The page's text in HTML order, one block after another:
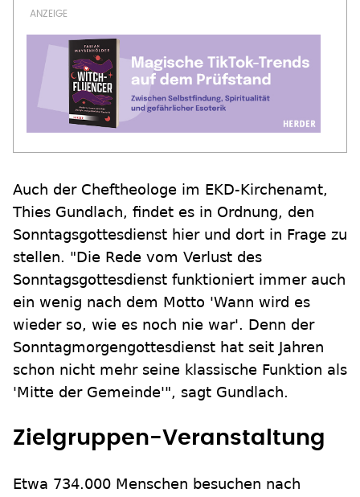
Auch der Cheftheologe im EKD-Kirchenamt,
Thies Gundlach, findet es in Ordnung, den
Sonntagsgottesdienst hier und dort in Frage zu
stellen. "Die Rede vom Verlust des
Sonntagsgottesdienst funktioniert immer auch
ein wenig nach dem Motto 'Wann wird es
wieder so, wie es noch nie war'. Denn der
Sonntagmorgengottesdienst hat seit Jahren
schon nicht mehr seine klassische Funktion als
'Mitte der Gemeinde'", sagt Gundlach.
Zielgruppen-Veranstaltung
Etwa 734.000 Menschen besuchen nach